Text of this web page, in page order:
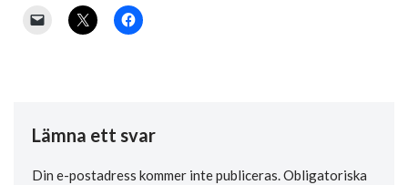
Lämna ett svar
Din e-postadress kommer inte publiceras.Obligatoriska